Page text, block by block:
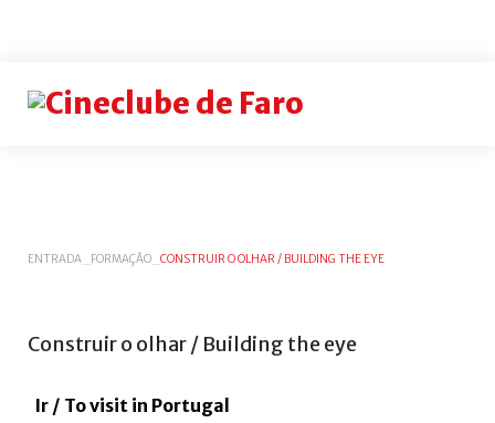
ENTRADA FORMAÇÃO CONSTRUIR O OLHAR / BUILDING THE EYE
Construiro olhar/ Building the eye
Ir / To visit in Portugal